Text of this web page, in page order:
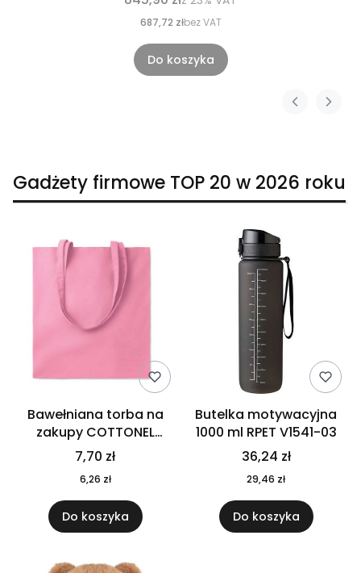
687,72 złbez VAT
Do koszyka
Gadżety firmowe TOP 20 w 2026 roku
Bawełniana torba na
zakupy COTTONEL
COLOUR++ MO9846-11
7,70 zł
6,26 zł
Do koszyka
Butelka motywacyjna
1000 ml RPET V1541-03
36,24 zł
29,46 zł
Do koszyka